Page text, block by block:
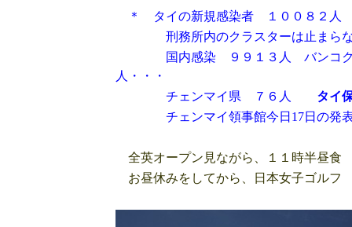
＊ タイの新規感染者 １００８２
刑務所内のクラスターは止まらな
国内感染 ９９１３人 バンコク都
人・・・
チェンマイ県 ７６人 タイ
チェンマイ領事館今日17日の発
全英オープン見ながら、１１時半昼
お昼休みをしてから、日本女子ゴルフ